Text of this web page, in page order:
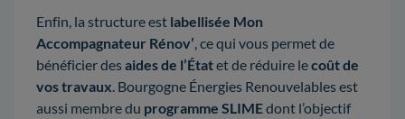
Enfin, la structure est labellisée Mon
Accompagnateur Rénov’ ce qui vous permet de
bénéficier desaides de l’Étatet de réduire lecoût de
vos travaux . Bourgogne Énergies Renouvelables est
aussi membre du programme SLIMEdont l’objectif